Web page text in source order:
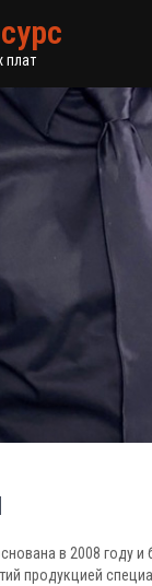
плат
в 2008 году
продукцией